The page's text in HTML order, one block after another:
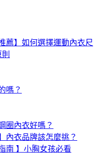
薦】如何選擇運動內衣尺
嗎？
圈內衣好嗎？
內衣品牌該怎麼挑？
南 】小胸女孩必看